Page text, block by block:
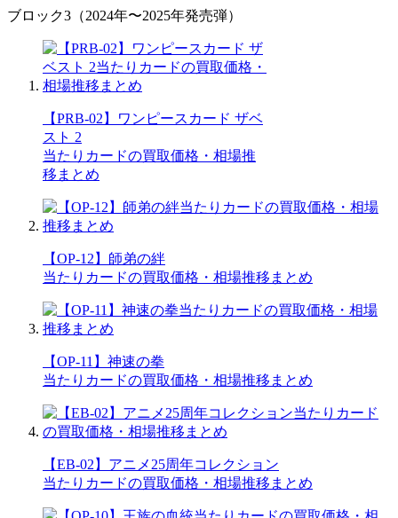
ブロック3（2024年〜2025年発売弾）
【PRB-02】ワンピースカード ザベ
スト 2
当たりカードの買取価格・相場推
移まとめ
【OP-12】師弟の絆
当たりカードの買取価格・相場推移まとめ
【OP-11】神速の拳
当たりカードの買取価格・相場推移まとめ
【EB-02】アニメ25周年コレクション
当たりカードの買取価格・相場推移まとめ